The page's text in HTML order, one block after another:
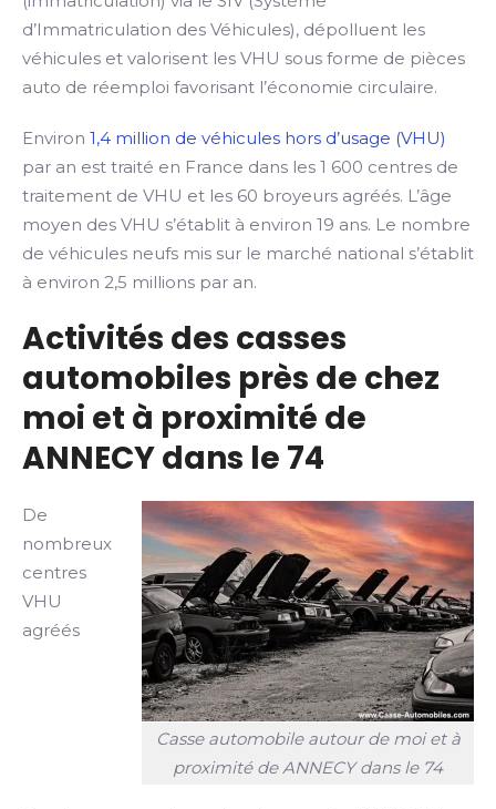
d’Immatriculation des Véhicules), dépolluent les
véhicules et valorisent les VHU sous forme de pièces
auto de réemploi favorisant l’économie circulaire.
Environ 1,4 million de véhicules hors d’usage (VHU)
par an est traité en France dans les 1 600 centres de
traitement de VHU et les 60 broyeurs agréés. L’âge
moyen des VHU s’établit à environ 19 ans. Le nombre
de véhicules neufs mis sur le marché national s’établit
à environ 2,5 millions par an.
Activités des casses
automobiles près de chez
moi et à proximité de
ANNECY dans le 74
Casse automobile autour de moi et à
proximité de ANNECY dans le 74
De
nombreux
centres
VHU
agréés